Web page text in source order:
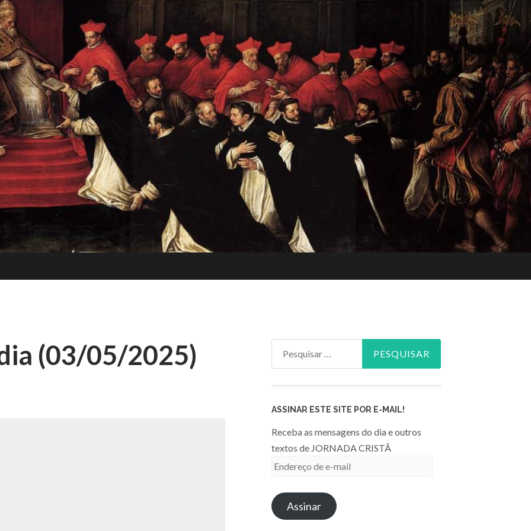
JO
RN
A
CRI
Para a
comunhão
com a
Santa Igreja
Católica
Romana
(03/05/2025)
ASSINAR ESTE SITE POR E-MAIL!
Receba as mensagens do dia e outros
textos de JORNADA CRISTÃ
Endereço
e-
mailAssinar